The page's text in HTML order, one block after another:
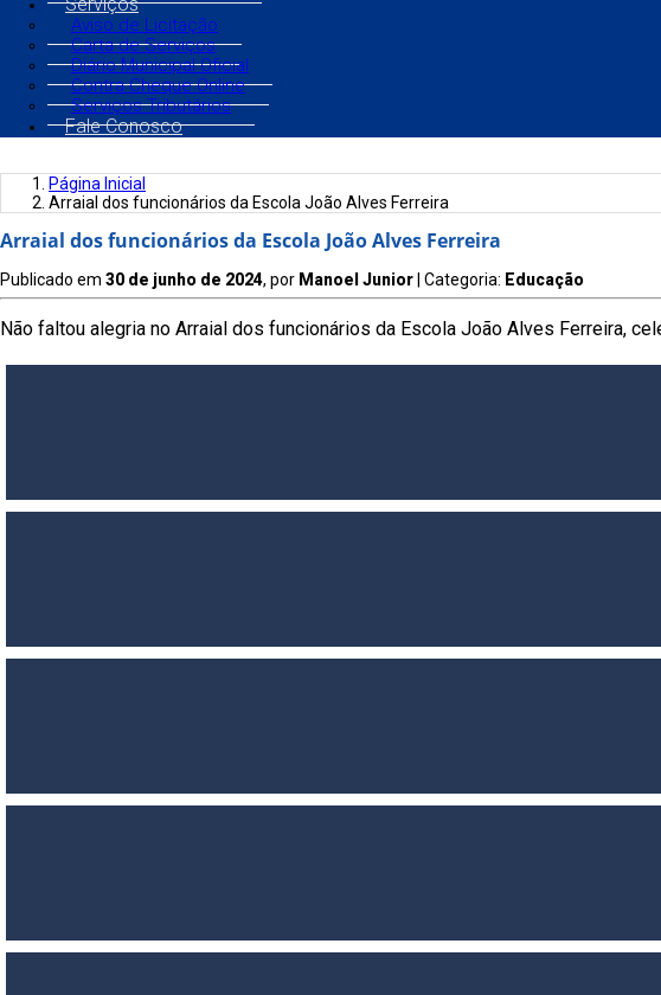
Aviso de Licitação
Carta de Serviços
Diário Municipal Oficial
Contra Cheque Online
Serviços Tributários
Fale Conosco
Página Inicial
Arraial dos funcionários da Escola João Alves Ferreira
Arraial dos funcionários da Escola João Alves Ferreira
Publicado em 30 de junho de 2024, por Manoel Junior | Categoria: Educação
Não faltou alegria no Arraial dos funcionários da Escola João Alves Ferreira,